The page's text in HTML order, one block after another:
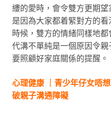
縷的愛時，會令雙方更期
是因為大家都着緊對方的
時候，雙方的情緒同樣地
代溝不單純是一個原因令
要照顧好家庭關係的提醒。
心理健康 ｜青少年仔女唔
破親子溝通障礙